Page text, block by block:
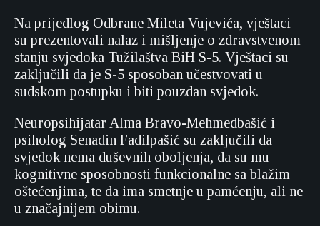
Na prijedlog Odbrane Mileta Vujevića, vještaci
su prezentovali nalaz i mišljenje o zdravstvenom
stanju svjedoka Tužilaštva BiH S-5. Vještaci su
zaključili da je S-5 sposoban učestvovati u
sudskom postupku i biti pouzdan svjedok.
Neuropsihijatar Alma Bravo-Mehmedbašić i
psiholog Senadin Fadilpašić su zaključili da
svjedok nema duševnih oboljenja, da su mu
kognitivne sposobnosti funkcionalne sa blažim
oštećenjima, te da ima smetnje u pamćenju, ali ne
u značajnijem obimu.